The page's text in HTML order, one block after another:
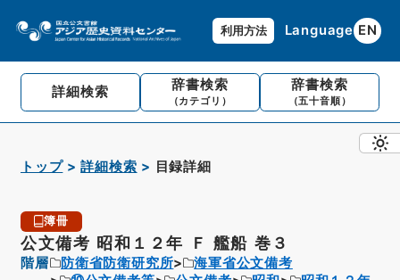
利用方法 Language EN
詳細検索 辞書検索
（カテゴリ）
辞書検索
（五十音順）
トップ 詳細検索 目録詳細
簿冊
公文備考 昭和１２年 Ｆ 艦船 巻３
階層 防衛省防衛研究所
海軍省公文備考